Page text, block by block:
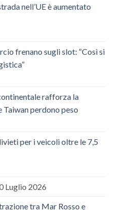
nell’UE è aumentato
frenano sugli slot: “Così si
rafforza la
Taiwan perdono peso
per i veicoli oltre le 7,5
Luglio 2026
tra Mar Rosso e